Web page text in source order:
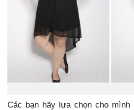
Các bạn hãy lựa chọn cho mình